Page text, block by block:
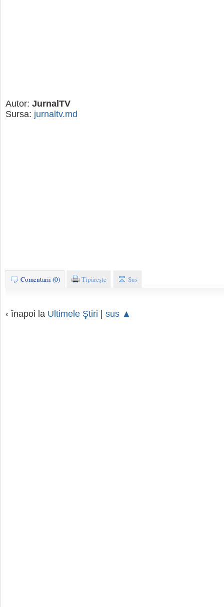
Autor: JurnalTV
Sursa: jurnaltv.md
Comentarii (0) Tipăreşte Sus
‹ înapoi la Ultimele Ştiri | sus ▲